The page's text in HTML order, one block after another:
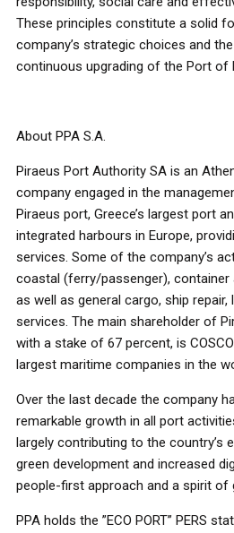
These principles constitute a solid
company’s strategic choices and
continuous upgrading of the Port of
About PPA S.A.
Piraeus Port Authority SA is an
company engaged in the
Piraeus port, Greece’s largest port
integrated harbours in Europe,
services. Some of the company’s
coastal (ferry/passenger), container
as well as general cargo, ship
services. The main shareholder of
with a stake of 67 percent, is
largest maritime companies in the
Over the last decade the company
remarkable growth in all port
largely contributing to the country’s
green development and increased
people-first approach and a spirit of
PPA holds the ”ECO PORT” PERS